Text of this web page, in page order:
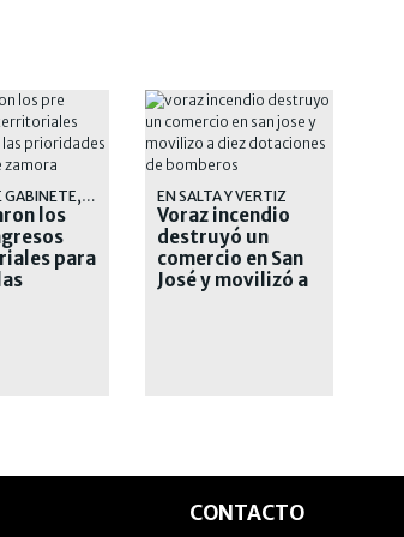
LA JEFA DE GABINETE, SOL TISCHIK, DESTACO LA IMPORTANCIA DE LA PARTICIPACION
los
para
EN SALTA Y VERTIZ
Voraz incendio
destruyó un
comercio en San
José y movilizó a
CONTACTO